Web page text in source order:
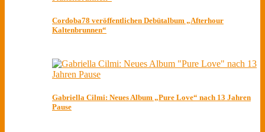
Cordoba78 veröffentlichen Debütalbum „Afterhour
Kaltenbrunnen“
Gabriella Cilmi: Neues Album „Pure Love“ nach 13 Jahren
Pause